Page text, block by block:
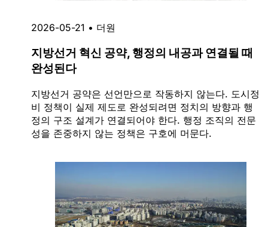
2026-05-21 • 더원
지방선거 혁신 공약, 행정의 내공과 연결될 때
완성된다
지방선거 공약은 선언만으로 작동하지 않는다. 도시정
비 정책이 실제 제도로 완성되려면 정치의 방향과 행
정의 구조 설계가 연결되어야 한다. 행정 조직의 전문
성을 존중하지 않는 정책은 구호에 머문다.